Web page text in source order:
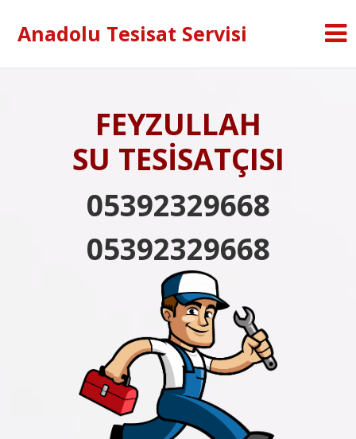
Anadolu Tesisat Servisi
FEYZULLAH
SU TESİSATÇISI
05392329668
05392329668